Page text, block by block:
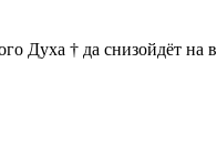
Духа † да снизойдёт на